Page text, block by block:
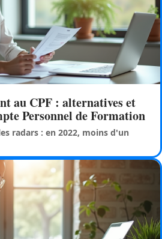
au CPF : alternatives et
Personnel de Formation
radars : en 2022, moins d'un